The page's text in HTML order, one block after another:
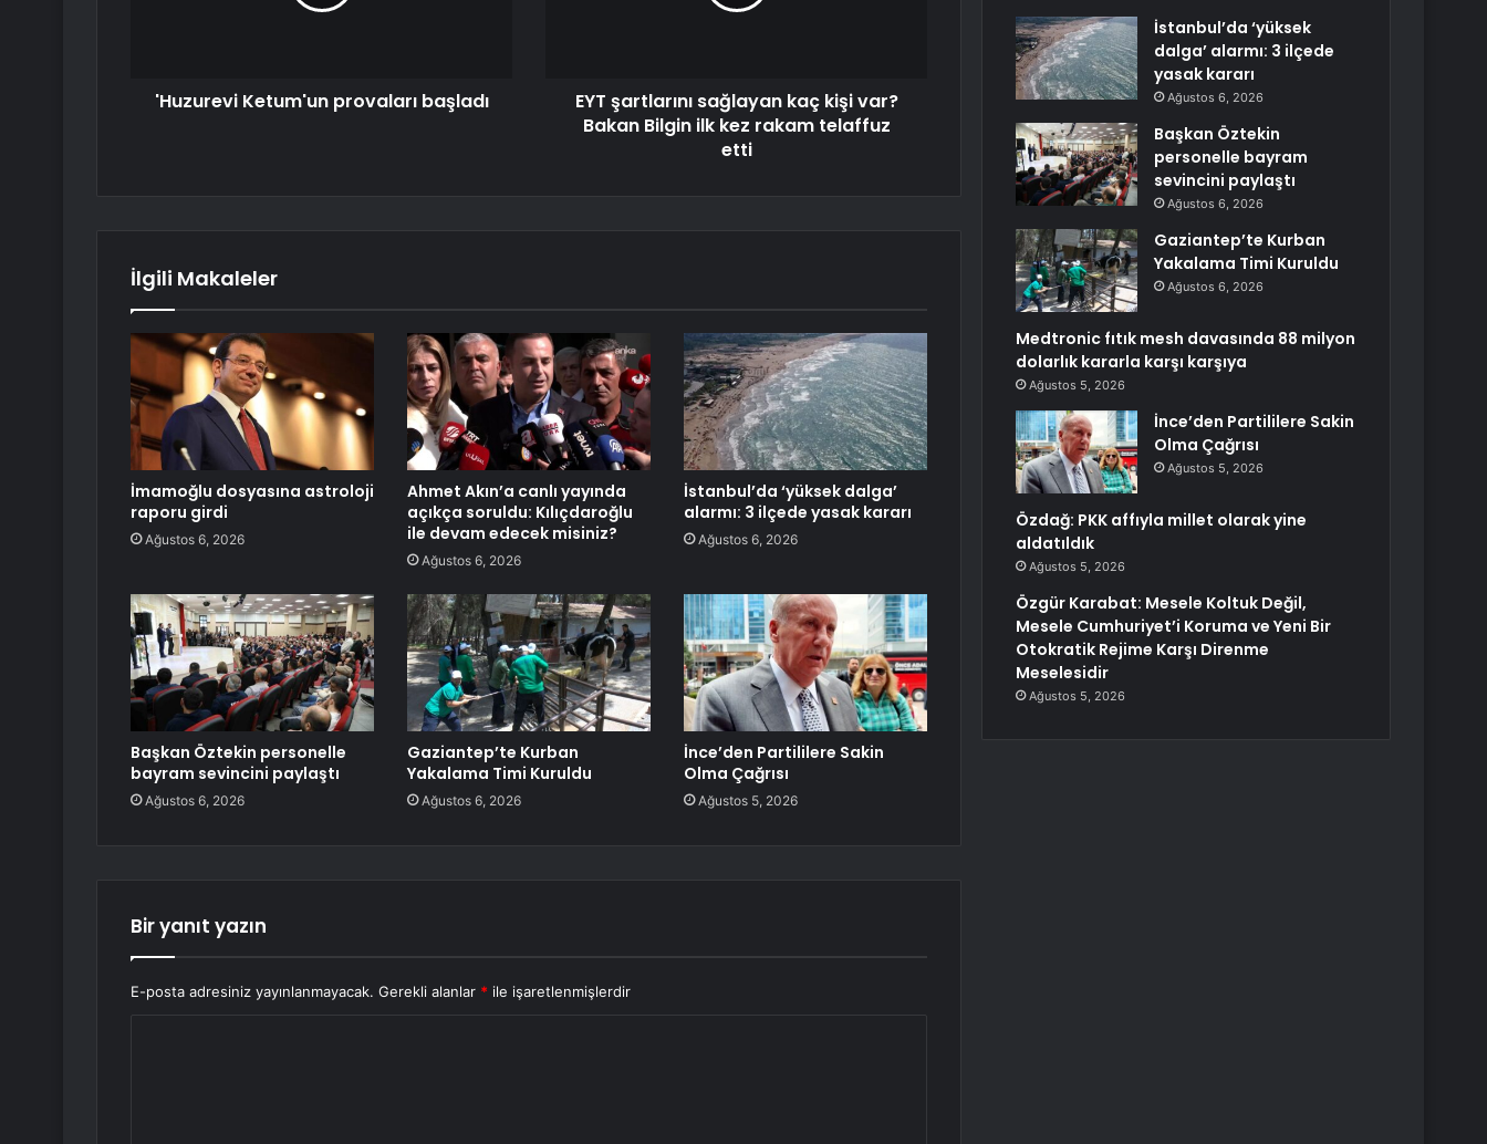
'Huzurevi Ketum'un provaları başladı
EYT şartlarını sağlayan kaç kişi var?
Bakan Bilgin ilk kez rakam telaffuz
etti
İlgili Makaleler
İmamoğlu dosyasına astroloji
raporu girdi
Ağustos 6, 2026
Ahmet Akın’a canlı yayında
açıkça soruldu: Kılıçdaroğlu
ile devam edecek misiniz?
Ağustos 6, 2026
İstanbul’da ‘yüksek dalga’
alarmı: 3 ilçede yasak kararı
Ağustos 6, 2026
Başkan Öztekin personelle
bayram sevincini paylaştı
Ağustos 6, 2026
Gaziantep’te Kurban
Yakalama Timi Kuruldu
Ağustos 6, 2026
İnce’den Partililere Sakin
Olma Çağrısı
Ağustos 5, 2026
Bir yanıt yazın
E-posta adresiniz yayınlanmayacak. Gerekli alanlar * ile işaretlenmişlerdir
İstanbul’da ‘yüksek
dalga’ alarmı: 3 ilçede
yasak kararı
Ağustos 6, 2026
Başkan Öztekin
personelle bayram
sevincini paylaştı
Ağustos 6, 2026
Gaziantep’te Kurban
Yakalama Timi Kuruldu
Ağustos 6, 2026
Medtronic fıtık mesh davasında 88 milyon
dolarlık kararla karşı karşıya
Ağustos 5, 2026
İnce’den Partililere Sakin
Olma Çağrısı
Ağustos 5, 2026
Özdağ: PKK affıyla millet olarak yine
aldatıldık
Ağustos 5, 2026
Özgür Karabat: Mesele Koltuk Değil,
Mesele Cumhuriyet’i Koruma ve Yeni Bir
Otokratik Rejime Karşı Direnme
Meselesidir
Ağustos 5, 2026